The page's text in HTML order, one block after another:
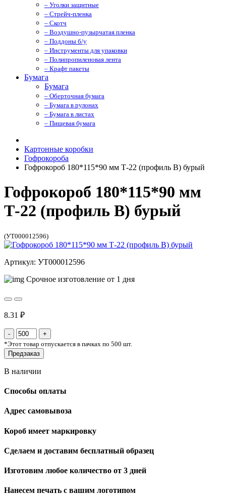
– Уголки защитные
– Стрейч-пленка
– Скотч
– Воздушно-пузырчатая пленка
– Поддоны б/у
– Инструменты для упаковки
– Полипропиленовая лента
– Крафт пакеты
Бумага
Бумага
– Оберточная бумага
– Бумага в рулонах
– Бумага в листах
– Пищевая бумага
Картонные коробки
Гофрокороба
Гофрокороб 180*115*90 мм Т-22 (профиль B) бурый
Гофрокороб 180*115*90 мм
Т-22 (профиль B) бурый
(УТ000012596)
Артикул: УТ000012596
Срочное изготовление от 1 дня
8.31 ₽
*Этот товар отпускается в пачках по 500 шт.
Предзаказ
В наличии
Способы оплаты
Адрес самовывоза
Короб имеет маркировку
Сделаем и доставим бесплатный образец
Изготовим любое количество от 3 дней
Нанесем печать с вашим логотипом